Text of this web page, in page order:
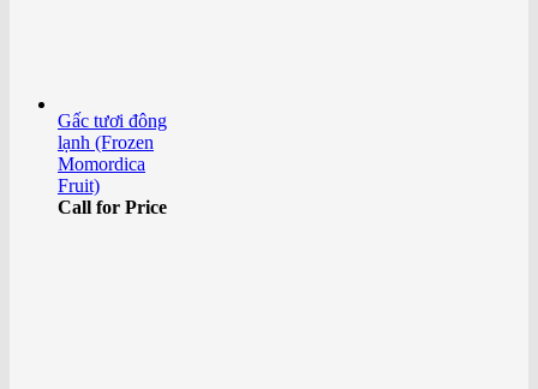
Gấc tươi đông
lạnh (Frozen
Momordica
Fruit)
Call for Price